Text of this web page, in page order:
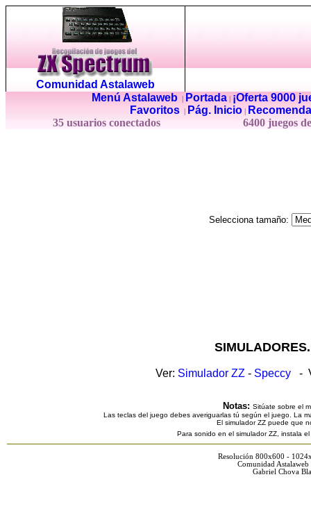
Comunidad Astalaweb
Menú Astalaweb| Portada|
¡Oferta 9000
Favoritos
Pág. Inicio
35 usuarios conectados
6400 juegos
Selecciona tamaño:
Ver: Simulador ZZ - Speccy -
Notas: Sitúate sobre el
Las teclas del juego debes averiguarlas tú según el juego. La
El simulador ZZ puede que
Para sonido en el simulador ZZ, instala
Resolución 800x600 -
Comunidad
Gabriel Chova